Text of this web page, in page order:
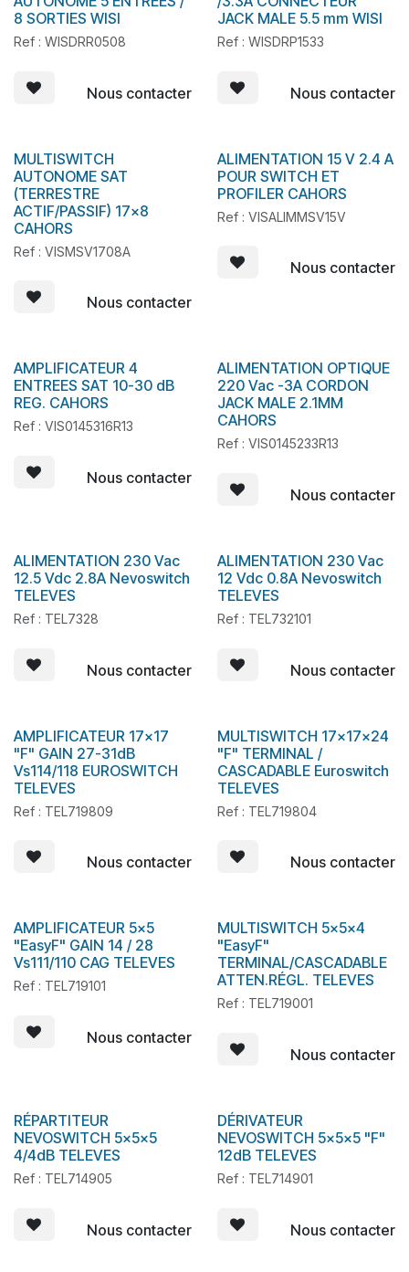
8 SORTIES WISI
Ref : WISDRR0508
Nous contacter
JACK MALE 5.5 mm WISI
Ref : WISDRP1533
Nous contacter
En stock
MULTISWITCH
AUTONOME SAT
(TERRESTRE
ACTIF/PASSIF) 17x8
CAHORS
Ref : VISMSV1708A
Nous contacter
ALIMENTATION 15 V 2.4 A
POUR SWITCH ET
PROFILER CAHORS
Ref : VISALIMMSV15V
Nous contacter
AMPLIFICATEUR 4
ENTREES SAT 10-30 dB
REG. CAHORS
Ref : VIS0145316R13
Nous contacter
ALIMENTATION OPTIQUE
220 Vac -3A CORDON
JACK MALE 2.1MM
CAHORS
Ref : VIS0145233R13
Nous contacter
En stock
ALIMENTATION 230 Vac
12.5 Vdc 2.8A Nevoswitch
TELEVES
Ref : TEL7328
Nous contacter
ALIMENTATION 230 Vac
12 Vdc 0.8A Nevoswitch
TELEVES
Ref : TEL732101
Nous contacter
AMPLIFICATEUR 17x17
"F" GAIN 27-31dB
Vs114/118 EUROSWITCH
TELEVES
Ref : TEL719809
Nous contacter
MULTISWITCH 17x17x24
"F" TERMINAL /
CASCADABLE Euroswitch
TELEVES
Ref : TEL719804
Nous contacter
En stock
AMPLIFICATEUR 5x5
"EasyF" GAIN 14 / 28
Vs111/110 CAG TELEVES
Ref : TEL719101
Nous contacter
En stock
MULTISWITCH 5x5x4
"EasyF"
TERMINAL/CASCADABLE
ATTEN.RÉGL. TELEVES
Ref : TEL719001
Nous contacter
RÉPARTITEUR
NEVOSWITCH 5x5x5
4/4dB TELEVES
Ref : TEL714905
Nous contacter
DÉRIVATEUR
NEVOSWITCH 5x5x5 "F"
12dB TELEVES
Ref : TEL714901
Nous contacter